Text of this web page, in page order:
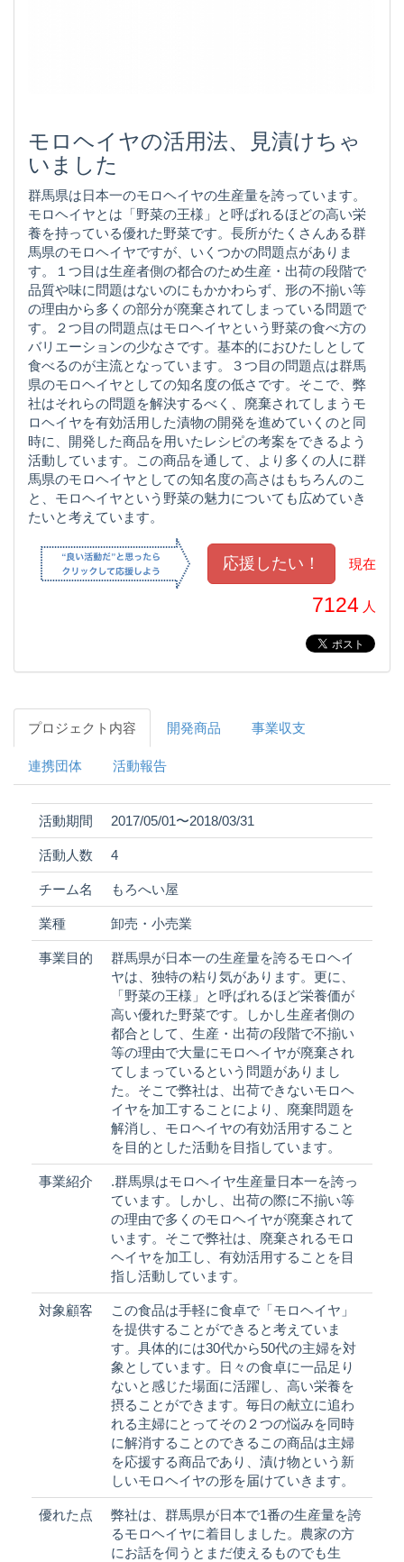
モロヘイヤの活用法、見漬けちゃ
いました
群馬県は日本一のモロヘイヤの生産量を誇っています。
モロヘイヤとは「野菜の王様」と呼ばれるほどの高い栄
養を持っている優れた野菜です。長所がたくさんある群
馬県のモロヘイヤですが、いくつかの問題点がありま
す。１つ目は生産者側の都合のため生産・出荷の段階で
品質や味に問題はないのにもかかわらず、形の不揃い等
の理由から多くの部分が廃棄されてしまっている問題で
す。２つ目の問題点はモロヘイヤという野菜の食べ方の
バリエーションの少なさです。基本的におひたしとして
食べるのが主流となっています。３つ目の問題点は群馬
県のモロヘイヤとしての知名度の低さです。そこで、弊
社はそれらの問題を解決するべく、廃棄されてしまうモ
ロヘイヤを有効活用した漬物の開発を進めていくのと同
時に、開発した商品を用いたレシピの考案をできるよう
活動しています。この商品を通して、より多くの人に群
馬県のモロヘイヤとしての知名度の高さはもちろんのこ
と、モロヘイヤという野菜の魅力についても広めていき
たいと考えています。
現在
7124 人
プロジェクト内容 開発商品 事業収支
連携団体 活動報告
活動期間 2017/05/01〜2018/03/31
活動人数 4
チーム名 もろへい屋
業種 卸売・小売業
事業目的
群馬県が日本一の生産量を誇るモロヘイ
ヤは、独特の粘り気があります。更に、
「野菜の王様」と呼ばれるほど栄養価が
高い優れた野菜です。しかし生産者側の
都合として、生産・出荷の段階で不揃い
等の理由で大量にモロヘイヤが廃棄され
てしまっているという問題がありまし
た。そこで弊社は、出荷できないモロヘ
イヤを加工することにより、廃棄問題を
解消し、モロヘイヤの有効活用すること
を目的とした活動を目指しています。
事業紹介
.群馬県はモロヘイヤ生産量日本一を誇っ
ています。しかし、出荷の際に不揃い等
の理由で多くのモロヘイヤが廃棄されて
います。そこで弊社は、廃棄されるモロ
ヘイヤを加工し、有効活用することを目
指し活動しています。
対象顧客
この食品は手軽に食卓で「モロヘイヤ」
を提供することができると考えていま
す。具体的には30代から50代の主婦を対
象としています。日々の食卓に一品足り
ないと感じた場面に活躍し、高い栄養を
摂ることができます。毎日の献立に追わ
れる主婦にとってその２つの悩みを同時
に解消することのできるこの商品は主婦
を応援する商品であり、漬け物という新
しいモロヘイヤの形を届けていきます。
優れた点
弊社は、群馬県が日本で1番の生産量を誇
るモロヘイヤに着目しました。農家の方
にお話を伺うとまだ使えるものでも生